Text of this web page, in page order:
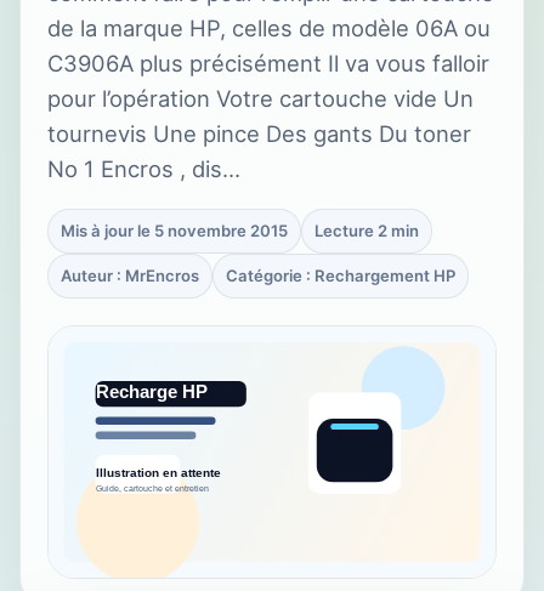
de la marque HP, celles de modèle 06A ou
C3906A plus précisément Il va vous falloir
pour l’opération Votre cartouche vide Un
tournevis Une pince Des gants Du toner
No 1 Encros , dis…
Mis à jour le 5 novembre 2015 Lecture 2 min
Auteur : MrEncros Catégorie : Rechargement HP